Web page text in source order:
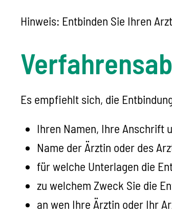
Hinweis: Entbinden Sie Ihren
Es empfiehlt sich, die
Ihren Namen, Ihre Anschrift
Name der Ärztin oder des
für welche Unterlagen die
zu welchem Zweck Sie die
an wen Ihre Ärztin oder Ihr